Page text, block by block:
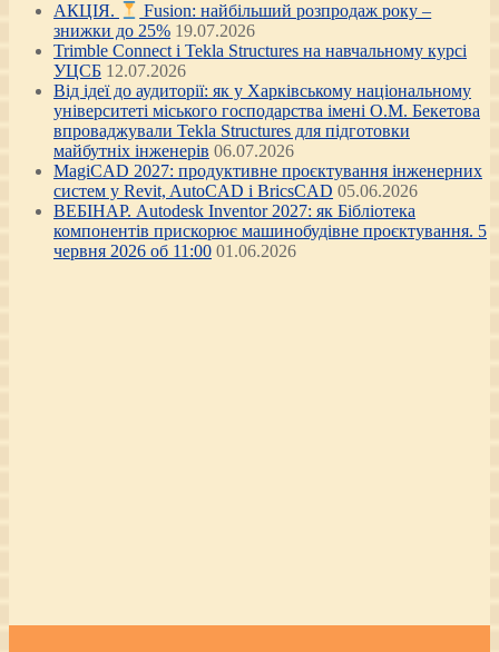
АКЦІЯ.
Fusion: найбільший розпродаж року –
знижки до 25% 19.07.2026
Trimble Connect і Tekla Structures на навчальному курсі
УЦСБ 12.07.2026
Від ідеї до аудиторії: як у Харківському національному
університеті міського господарства імені О.М. Бекетова
впроваджували Tekla Structures для підготовки
майбутніх інженерів 06.07.2026
MagiCAD 2027: продуктивне проєктування інженерних
систем у Revit, AutoCAD і BricsCAD 05.06.2026
ВЕБІНАР. Autodesk Inventor 2027: як Бібліотека
компонентів прискорює машинобудівне проєктування. 5
червня 2026 об 11:00 01.06.2026